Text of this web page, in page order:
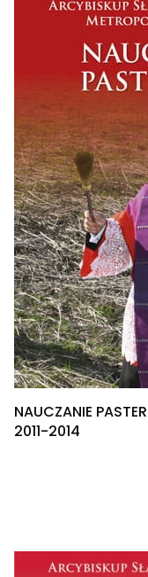
NAUCZANIE
2011-2014